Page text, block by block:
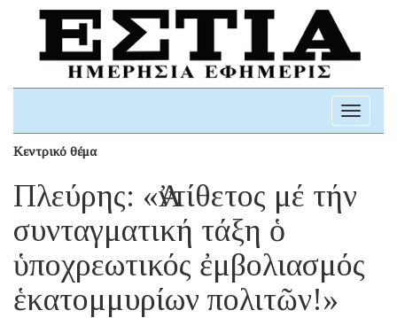
Toggle
Κεντρικό θέμα
Πλεύρης: «Ἀντίθετος μέ τήν
συνταγματική τάξη ὁ
ὑποχρεωτικός ἐμβολιασμός
ἑκατομμυρίων πολιτῶν!»